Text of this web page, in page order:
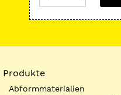
Produkte
Abformmaterialien